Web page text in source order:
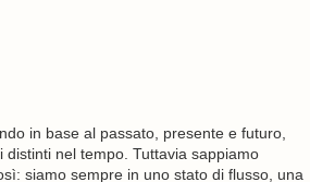
in base al passato, presente e futuro,
nel tempo. Tuttavia sappiamo
siamo sempre in uno stato di flusso, una